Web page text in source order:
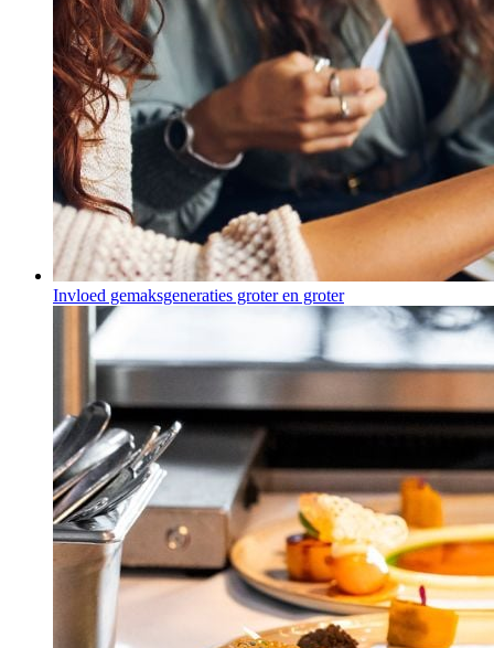
Invloed gemaksgeneraties groter en groter